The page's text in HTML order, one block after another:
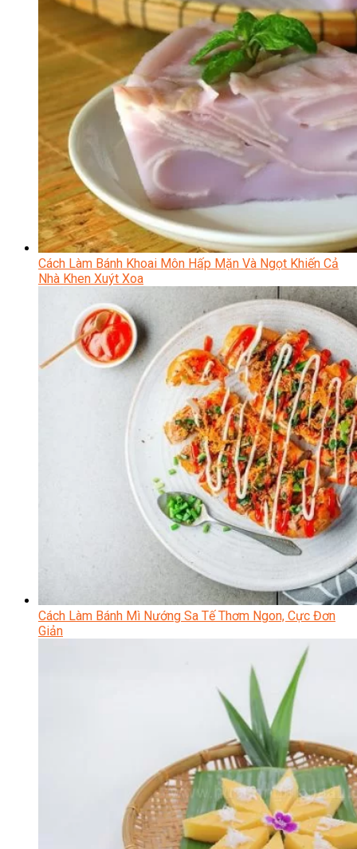
Cách Làm Bánh Khoai Môn Hấp Mặn Và Ngọt Khiến Cả
Nhà Khen Xuýt Xoa
Cách Làm Bánh Mì Nướng Sa Tế Thơm Ngon, Cực Đơn
Giản